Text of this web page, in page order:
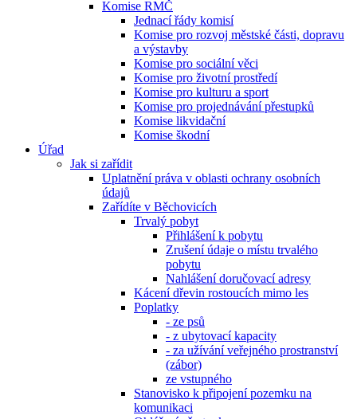
Komise RMČ
Jednací řády komisí
Komise pro rozvoj městské části, dopravu
a výstavby
Komise pro sociální věci
Komise pro životní prostředí
Komise pro kulturu a sport
Komise pro projednávání přestupků
Komise likvidační
Komise škodní
Úřad
Jak si zařídit
Uplatnění práva v oblasti ochrany osobních
údajů
Zařídíte v Běchovicích
Trvalý pobyt
Přihlášení k pobytu
Zrušení údaje o místu trvalého
pobytu
Nahlášení doručovací adresy
Kácení dřevin rostoucích mimo les
Poplatky
- ze psů
- z ubytovací kapacity
- za užívání veřejného prostranství
(zábor)
ze vstupného
Stanovisko k připojení pozemku na
komunikaci